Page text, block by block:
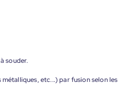
souder.
etc...) par fusion selon les